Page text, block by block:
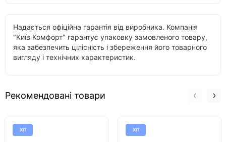
Надається офіційна гарантія від виробника. Компанія
"Київ Комфорт" гарантує упаковку замовленого товару,
яка забезпечить цілісність і збереження його товарного
вигляду і технічних характеристик.
Рекомендовані товари
ХІТ ХІТ